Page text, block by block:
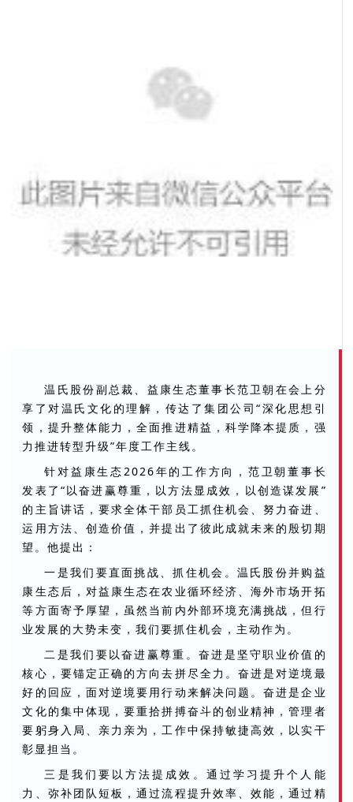
温氏股份副总裁、益康生态董事长范卫朝在会上分
享了对温氏文化的理解，传达了集团公司“深化思想引
领，提升整体能力，全面推进精益，科学降本提质，强
力推进转型升级”年度工作主线。
针对益康生态2026年的工作方向，范卫朝董事长
发表了“以奋进赢尊重，以方法显成效，以创造谋发展”
的主旨讲话，要求全体干部员工抓住机会、努力奋进、
运用方法、创造价值，并提出了彼此成就未来的殷切期
望。他提出：
一是我们要直面挑战、抓住机会。温氏股份并购益
康生态后，对益康生态在农业循环经济、海外市场开拓
等方面寄予厚望，虽然当前内外部环境充满挑战，但行
业发展的大势未变，我们要抓住机会，主动作为。
二是我们要以奋进赢尊重。奋进是坚守职业价值的
核心，要锚定正确的方向去拼尽全力。奋进是对逆境最
好的回应，面对逆境要用行动来解决问题。奋进是企业
文化的集中体现，要重拾拼搏奋斗的创业精神，管理者
要躬身入局、亲力亲为，工作中保持敏捷高效，以实干
彰显担当。
三是我们要以方法提成效。通过学习提升个人能
力、弥补团队短板，通过流程提升效率、效能，通过精